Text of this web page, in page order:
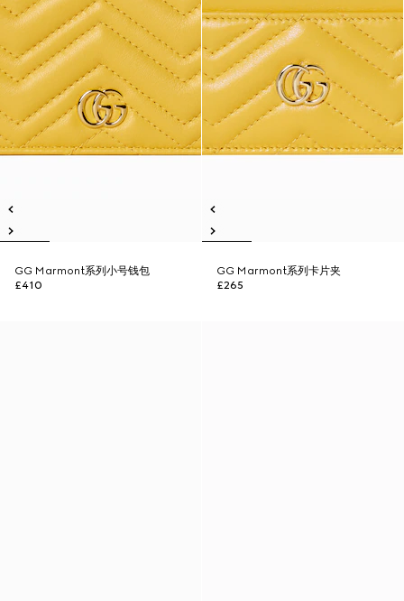
GG Marmont系列小号钱包
£410
GG Marmont系列卡片夹
£265